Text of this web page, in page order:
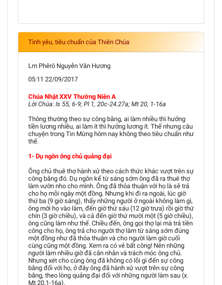
Tình yêu, tiêu chuẩn của Thiên Chúa
Lm Phêrô Nguyễn Văn Hương
05:11 22/09/2017
Chúa Nhật XXV Thường Niên A
Lời Chúa: Is 55, 6-9; Pl 1, 20c-24.27a; Mt 20, 1-16a
Thông thường theo sự công bằng, ai làm nhiều thì hưởng
tiền lương nhiều, ai làm ít thì hưởng lương ít. Thế nhưng câu
chuyện trong Tin Mừng hôm nay không theo tiêu chuẩn như
thế.
1- Dụ ngôn ông chủ quảng đại
Ông chủ thuê thợ hành xử theo cách thức khác vượt trên sự
công bằng đó. Dụ ngôn kể từ sáng sớm ông đã ra thuê thợ
làm vườn nho cho mình. Ông đã thỏa thuận với họ là sẽ trả
cho họ mỗi ngày một đồng. Nhưng khi đi ra ngoài, lúc giờ
thứ ba (9 giờ sáng), thấy những người ở ngoài không làm gì,
ông mời họ vào làm, đến giờ thứ sáu (12 giờ trưa) rồi giờ thứ
chín (3 giờ chiều), và cả đến giờ thứ mười một (5 giờ chiều),
ông cũng làm như thế. Chiều đến, ông gọi thợ lại mà trả tiền
công cho họ, ông trả cho người thợ làm từ sáng sớm đúng
một đồng như đã thỏa thuận và cho người làm giờ cuối
cùng cũng một đồng. Xem ra có vẻ bất công! Nên những
người làm nhiều giờ đã cằn nhằn và trách móc ông chủ.
Nhưng xét cho cùng ông đã không có lỗi gì đến sự công
bằng đối với họ, ở đây ông đã hành xử vượt trên sự công
bằng, theo lòng quảng đại đối với những người làm sau (x.
Mt 20,1-16a).